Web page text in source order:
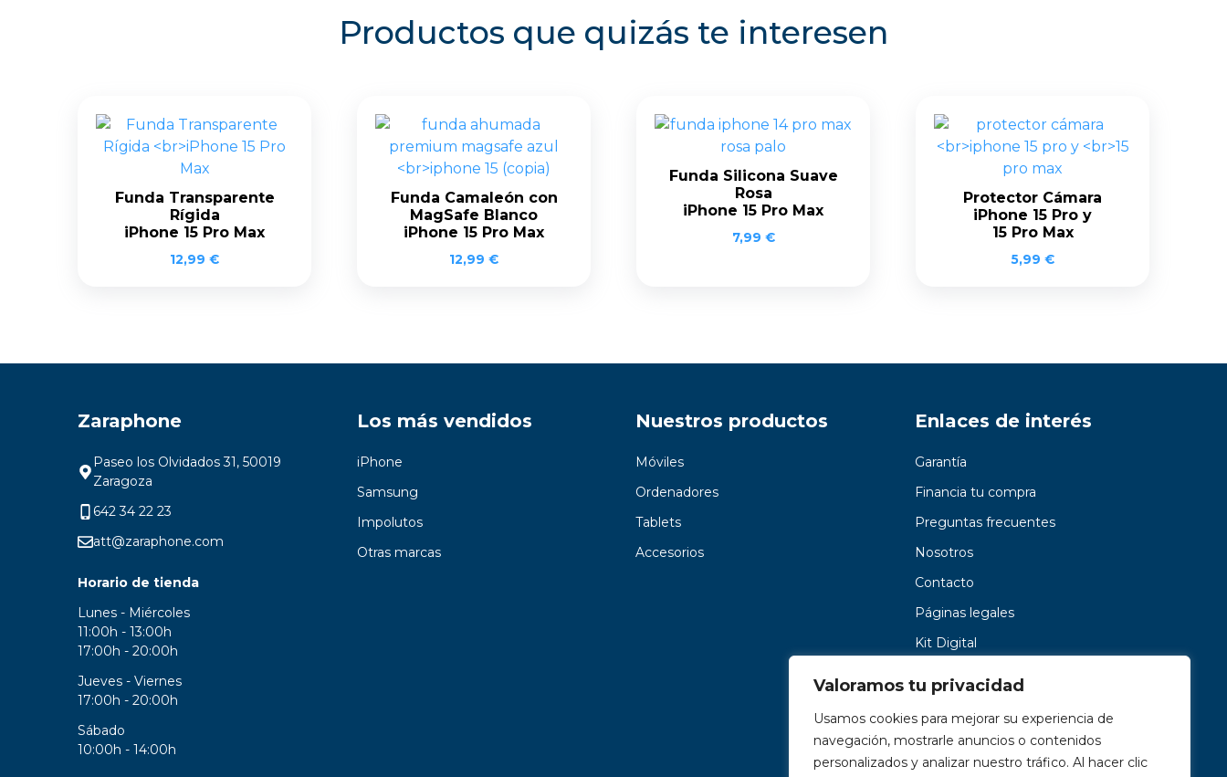
Valoramos tu privacidad
Usamos cookies para mejorar su experiencia de
navegación, mostrarle anuncios o contenidos
personalizados y analizar nuestro tráfico. Al hacer clic
Productos que quizás te interesen
Funda Transparente
Rígida
iPhone 15 Pro Max
12,99 €
Funda Camaleón con
MagSafe Blanco
iPhone 15 Pro Max
12,99 €
Funda Silicona Suave
Rosa
iPhone 15 Pro Max
7,99 €
Protector Cámara
iPhone 15 Pro y
15 Pro Max
5,99 €
Zaraphone
Paseo los Olvidados 31, 50019
Zaragoza
642 34 22 23
att@zaraphone.com
Horario de tienda
Lunes - Miércoles
11:00h - 13:00h
17:00h - 20:00h
Jueves - Viernes
17:00h - 20:00h
Sábado
10:00h - 14:00h
Los más vendidos
iPhone
Samsung
Impolutos
Otras marcas
Nuestros productos
Móviles
Ordenadores
Tablets
Accesorios
Enlaces de interés
Garantía
Financia tu compra
Preguntas frecuentes
Nosotros
Contacto
Páginas legales
Kit Digital